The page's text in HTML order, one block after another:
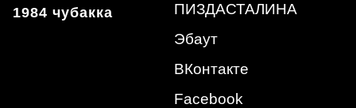
1984 чубакка
ПИЗДАСТАЛИНА
Эбаут
ВКонтакте
Facebook